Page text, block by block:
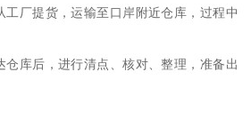
工厂提货，运输至口岸附近仓库，过程中
仓库后，进行清点、核对、整理，准备出